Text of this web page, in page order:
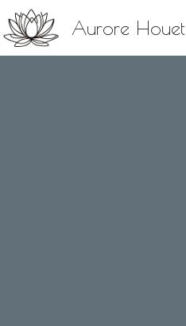
Aurore Houet
Panneau de gestion des cookies